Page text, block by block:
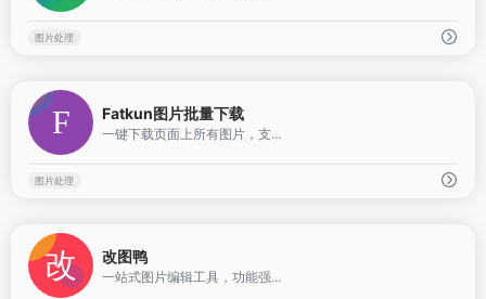
图片处理
Fatkun图片批量下载
一键下载页面上所有图片，支...
图片处理
改图鸭
一站式图片编辑工具，功能强...